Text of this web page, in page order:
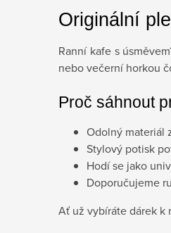
Originální
Ranní kafe s
nebo večerní horkou
Proč sáhnout
Odolný materiál
Stylový potisk
Hodí se jako
Doporučujeme
Ať už vybíráte dárek k